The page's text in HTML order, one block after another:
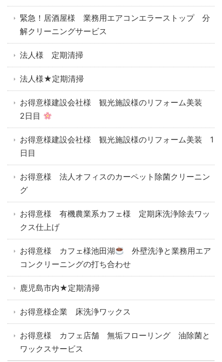
緊急！居酒屋様 業務用エアコンエラーストップ 分
解クリーニングサービス
法人様 定期清掃
法人様★定期清掃
お得意様建設会社様 観光施設様のリフォーム美装
2日目
お得意様建設会社様 観光施設様のリフォーム美装 1
日目
お得意様 法人オフィスのカーペット除菌クリーニン
グ
お得意様 有機農業系カフェ様 定期床洗浄除去ワッ
クス仕上げ
お得意様 カフェ様池田湖
外壁洗浄と業務用エア
コンクリーニングの打ち合わせ
鹿児島市内★定期清掃
お得意様企業 床洗浄ワックス
お得意様 カフェ店舗 無垢フローリング 油除菌と
ワックスサービス